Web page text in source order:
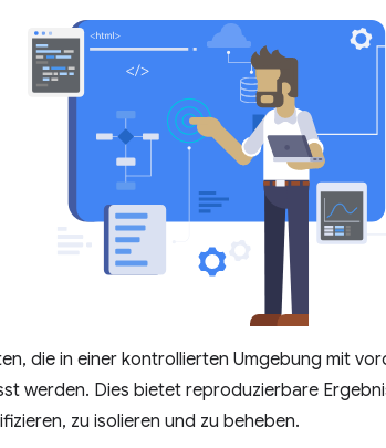
die in einer kontrollierten Umgebung mit
werden. Dies bietet reproduzierbare
zu isolieren und zu beheben.